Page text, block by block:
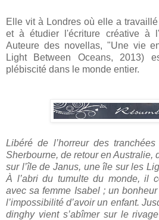
Elle vit à Londres où elle a
et à étudier l'écriture créative à
Auteure des novellas, "Une vie
Light Between Oceans, 2013)
plébiscité dans le monde entier.
Libéré de l’horreur des
Sherbourne, de retour en Australie,
sur l’île de Janus, une île sur les
À l’abri du tumulte du monde, il
avec sa femme Isabel ; un
l’impossibilité d’avoir un enfant.
dinghy vient s’abîmer sur le